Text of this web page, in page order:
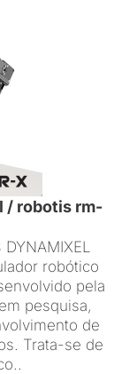
/ robotis rm-
robótico
pela
pesquisa,
de
Trata-se de